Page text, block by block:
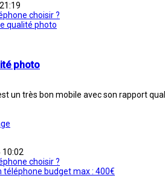
choisir ?
qualité photo
photo
un très bon mobile avec son rapport
10:02
choisir ?
téléphone budget max : 400€